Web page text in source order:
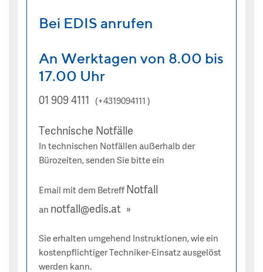
Bei EDIS anrufen
An Werktagen von 8.00 bis
17.00 Uhr
01 909 4111 (+4319094111 )
Technische Notfälle
In technischen Notfällen außerhalb der
Bürozeiten, senden Sie bitte ein
Email mit dem Betreff Notfall
an notfall@edis.at
Sie erhalten umgehend Instruktionen, wie ein
kostenpflichtiger Techniker-Einsatz ausgelöst
werden kann.